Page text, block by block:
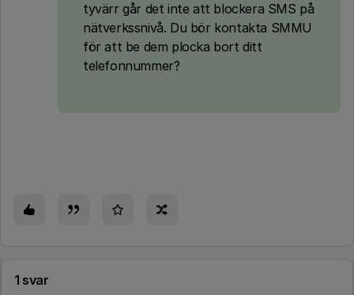
tyvärr går det inte att blockera SMS på
nätverkssnivå. Du bör kontakta SMMU
för att be dem plocka bort ditt
telefonnummer?
1 svar